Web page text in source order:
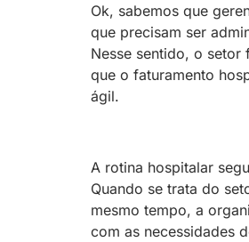
Ok, sabemos que
que precisam ser
Nesse sentido, o setor
que o faturamento
ágil.
A rotina hospitalar
Quando se trata do
mesmo tempo, a
com as necessidades